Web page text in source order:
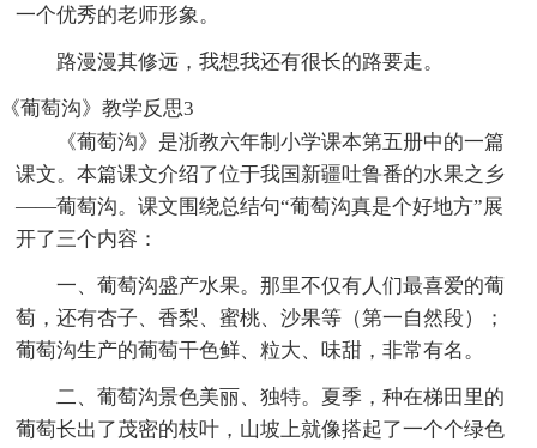
一个优秀的老师形象。
路漫漫其修远，我想我还有很长的路要走。
《葡萄沟》教学反思3
《葡萄沟》是浙教六年制小学课本第五册中的一篇
课文。本篇课文介绍了位于我国新疆吐鲁番的水果之乡
——葡萄沟。课文围绕总结句“葡萄沟真是个好地方”展
开了三个内容：
一、葡萄沟盛产水果。那里不仅有人们最喜爱的葡
萄，还有杏子、香梨、蜜桃、沙果等（第一自然段）；
葡萄沟生产的葡萄干色鲜、粒大、味甜，非常有名。
二、葡萄沟景色美丽、独特。夏季，种在梯田里的
葡萄长出了茂密的枝叶，山坡上就像搭起了一个个绿色